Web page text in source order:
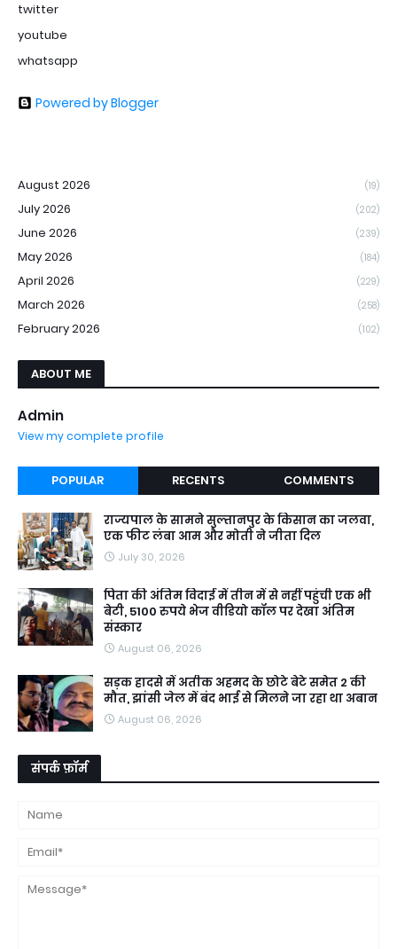
twitter
youtube
whatsapp
Powered by Blogger
August 2026 (19)
July 2026 (202)
June 2026 (239)
May 2026 (184)
April 2026 (229)
March 2026 (258)
February 2026 (102)
ABOUT ME
Admin
View my complete profile
POPULAR RECENTS COMMENTS
राज्यपाल के सामने सुल्तानपुर के किसान का जलवा,
एक फीट लंबा आम और मोती ने जीता दिल
July 30, 2026
पिता की अंतिम विदाई में तीन में से नहीं पहुंची एक भी
बेटी, 5100 रुपये भेज वीडियो कॉल पर देखा अंतिम
संस्कार
August 06, 2026
सड़क हादसे में अतीक अहमद के छोटे बेटे समेत 2 की
मौत, झांसी जेल में बंद भाई से मिलने जा रहा था अबान
August 06, 2026
संपर्क फ़ॉर्म